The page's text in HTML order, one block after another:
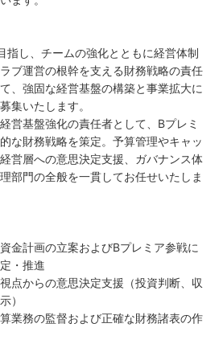
指し、チームの強化とともに経営体制
ブ運営の根幹を支える財務戦略の責任
、強固な経営基盤の構築と事業拡大に
集いたします。
営基盤強化の責任者として、Bプレミ
な財務戦略を策定。予算管理やキャッ
営層への意思決定支援、ガバナンス体
部門の全般を一貫してお任せいたしま
金計画の立案およびBプレミア参戦に
・推進
点からの意思決定支援（投資判断、収
）
業務の監督および正確な財務諸表の作